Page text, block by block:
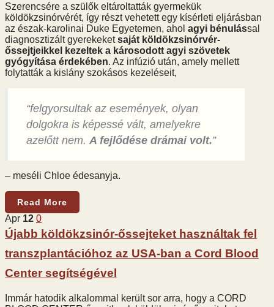
Szerencsére a szülők eltároltatták gyermekük
köldökzsinórvérét, így részt vehetett egy kísérleti eljárásban
az észak-karolinai Duke Egyetemen, ahol agyi bénulással
diagnosztizált gyerekeketsaját köldökzsinórvér-
őssejtjeikkel kezeltek a károsodott agyi szövetek
gyógyítása érdekében. Az infúzió után, amely mellett
folytatták a kislány szokásos kezeléseit,
“felgyorsultak az események, olyan
dolgokra is képessé vált, amelyekre
azelőtt nem. A fejlődése drámai volt.”
– meséli Chloe édesanyja.
Read More
Apr 12 0
Újabb köldökzsinór-őssejteket használtak fel
transzplantációhoz az USA-ban a Cord Blood
Center segítségével
Immár hatodik alkalommal került sor arra, hogy a CORD